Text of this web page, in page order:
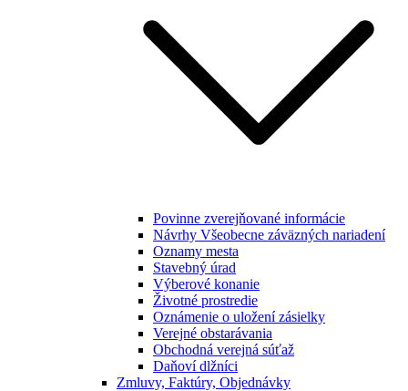
Povinne zverejňované informácie
Návrhy Všeobecne záväzných nariadení
Oznamy mesta
Stavebný úrad
Výberové konanie
Životné prostredie
Oznámenie o uložení zásielky
Verejné obstarávania
Obchodná verejná súťaž
Daňoví dlžníci
Zmluvy, Faktúry, Objednávky